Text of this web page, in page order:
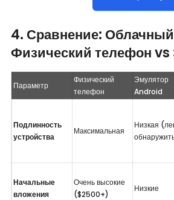
4. Сравнение:
Физический телефон
Параметр
Физический
телефон
Эмулятор
Android
Подлинность
устройства
Максимальная
Низкая
Начальные
вложения
Очень высокие
($2500+)
Низкие